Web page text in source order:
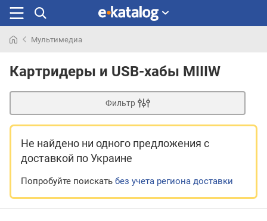
раньше
Мультимедиа
Картридеры и USB-хабы MIIIW
Фильтр
Не найдено ни одного предложения с
доставкой по Украине
Попробуйте поискать без учета региона доставки